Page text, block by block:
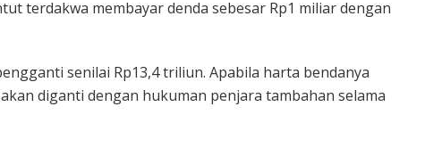
terdakwa membayar denda sebesar Rp1 miliar dengan
senilai Rp13,4 triliun. Apabila harta bendanya
diganti dengan hukuman penjara tambahan selama